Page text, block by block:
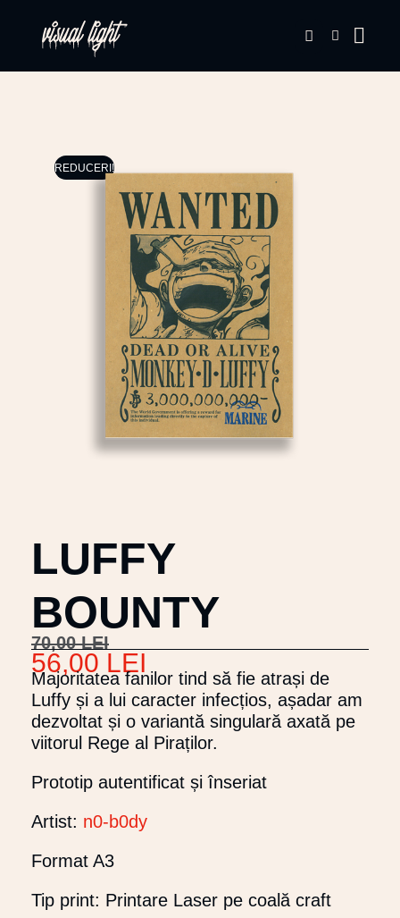
REDUCERI!
LUFFY
BOUNTY
70,00LEI
56,00 LEI
Majoritatea fanilor tind să fie atrași de
Luffy și a lui caracter infecțios, așadar am
dezvoltat și o variantă singulară axată pe
viitorul Rege al Piraților.
Prototip autentificat și înseriat
Artist: n0-b0dy
Format A3
Tip print: Printare Laser pe coală craft